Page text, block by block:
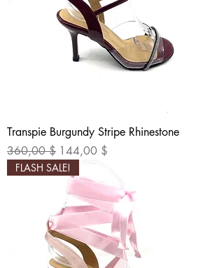
Transpie Burgundy Stripe Rhinestone
Standardpreis
360,00 $ Sale-Preis
144,00 $
FLASH SALE!